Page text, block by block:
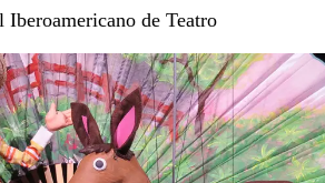
Iberoamericano de Teatro